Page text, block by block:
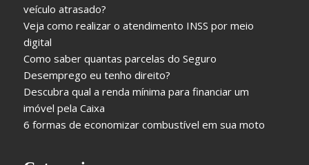
veículo atrasado?
Veja como realizar o atendimento INSS por meio
digital
Como saber quantas parcelas do Seguro
Desemprego eu tenho direito?
Descubra qual a renda mínima para financiar um
imóvel pela Caixa
6 formas de economizar combustível em sua moto